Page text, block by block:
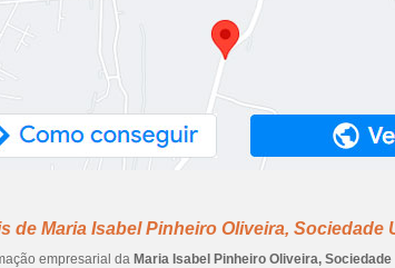
de Maria Isabel Pinheiro Oliveira, Sociedade
empresarial da Maria Isabel Pinheiro Oliveira,